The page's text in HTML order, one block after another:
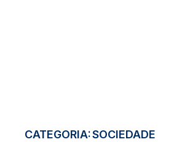
CATEGORIA:SOCIEDADE